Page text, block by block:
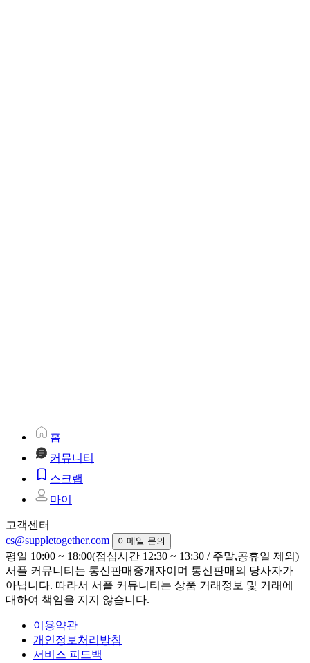
홈
커뮤니티
스크랩
마이
고객센터
cs@suppletogether.com
이메일 문의
평일 10:00 ~ 18:00(점심시간 12:30 ~ 13:30 / 주말,공휴일 제외)
서플 커뮤니티는 통신판매중개자이며 통신판매의 당사자가
아닙니다. 따라서 서플 커뮤니티는 상품 거래정보 및 거래에
대하여 책임을 지지 않습니다.
이용약관
개인정보처리방침
서비스 피드백